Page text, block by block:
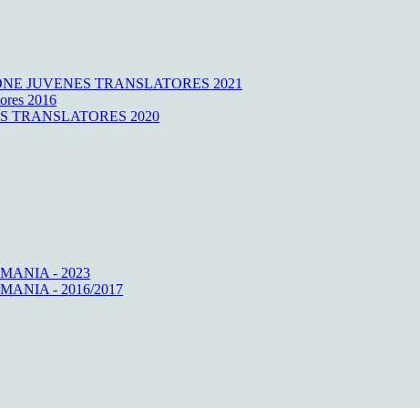
JUVENES TRANSLATORES 2021
2016
TRANSLATORES 2020
- 2023
- 2016/2017